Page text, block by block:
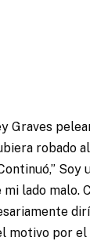
Graves
robado
Soy
lado malo.
motivo por el